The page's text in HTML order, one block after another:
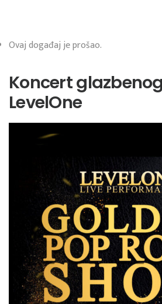
Ovaj događaj je prošao.
Koncert
LevelOne